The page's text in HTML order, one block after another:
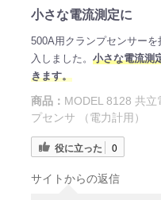
小さな電流測定に
500A用クランプセンサー
入しました。 小さな電流測
きます。
商品： MODEL 8128 共
プセンサ （電力計用）
役に立った 0
サイトからの返信